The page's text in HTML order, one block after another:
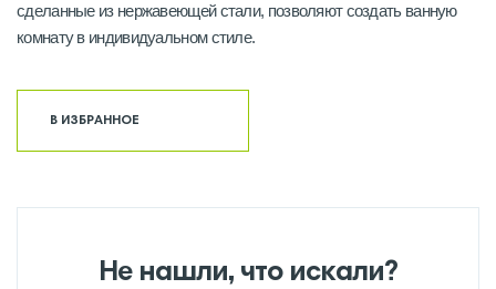
сделанные из нержавеющей стали, позволяют создать ванную
комнату в индивидуальном стиле.
В ИЗБРАННОЕ
Не нашли, что искали?